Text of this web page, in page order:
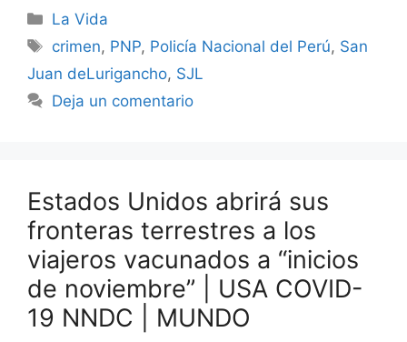
Categorías
La Vida
Etiquetas
crimen, PNP, Policía Nacional del Perú, San
Juan deLurigancho, SJL
Deja un comentario
Estados Unidos abrirá sus
fronteras terrestres a los
viajeros vacunados a “inicios
de noviembre” | USA COVID-
19 NNDC | MUNDO